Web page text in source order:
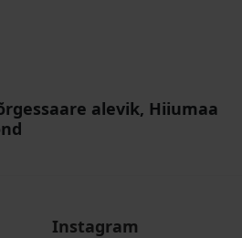
alevik, Hiiumaa
Instagram